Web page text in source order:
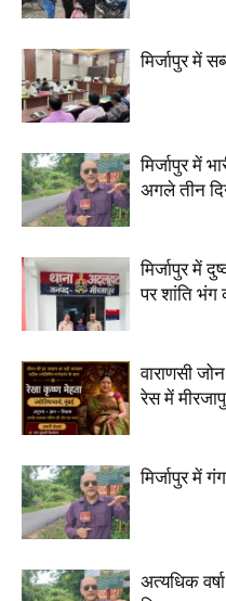
मिर्जापुर में
मिर्जापुर में
अगले तीन
मिर्जापुर में
पर शांति भंग
वाराणसी
रेस में
मिर्जापुर में
अत्यधिक